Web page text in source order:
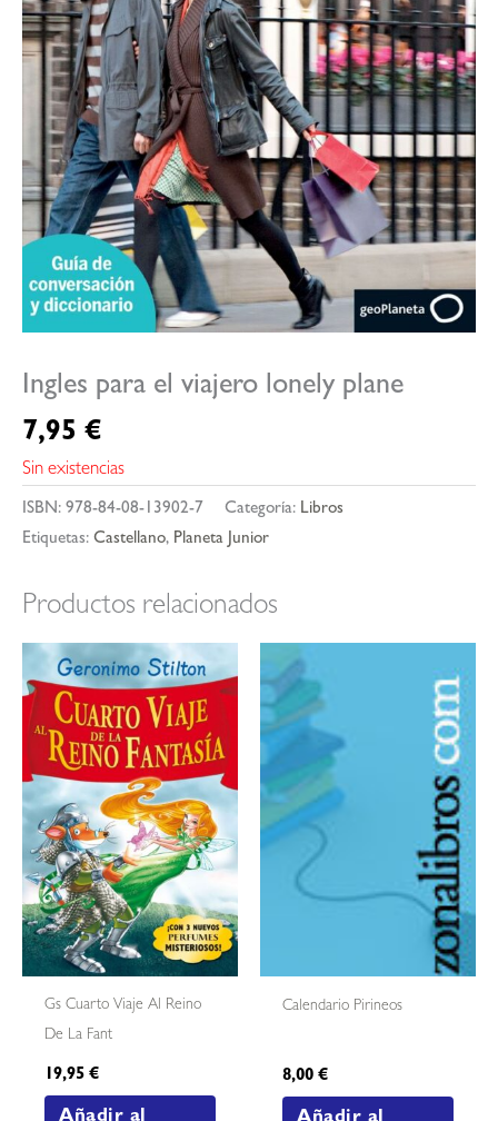
Ingles para el viajero lonely plane
7,95 €
Sin existencias
ISBN: 978-84-08-13902-7 Categoría: Libros
Etiquetas: Castellano, Planeta Junior
Productos relacionados
Gs Cuarto Viaje Al Reino
De La Fant
19,95€
Añadir al
Calendario Pirineos
8,00€